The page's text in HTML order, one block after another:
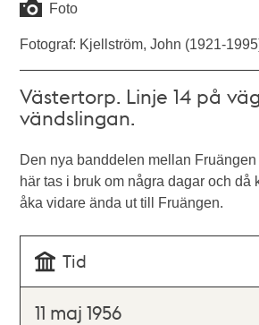
Foto
Fotograf: Kjellström, John (1921-
Västertorp. Linje 14 på
vändslingan.
Den nya banddelen mellan
här tas i bruk om några dagar och då
åka vidare ända ut till Fruängen.
Tid
11 maj 1956